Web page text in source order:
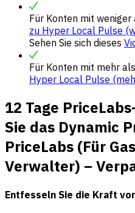
Für Konten mit
zu Hyper Local Pulse
Sehen Sie sich dieses
Für Konten mit mehr
Hyper Local Pulse
12 Tage
Sie das Dynamic
PriceLabs (Für
Verwalter) –
Entfesseln Sie die Kraft